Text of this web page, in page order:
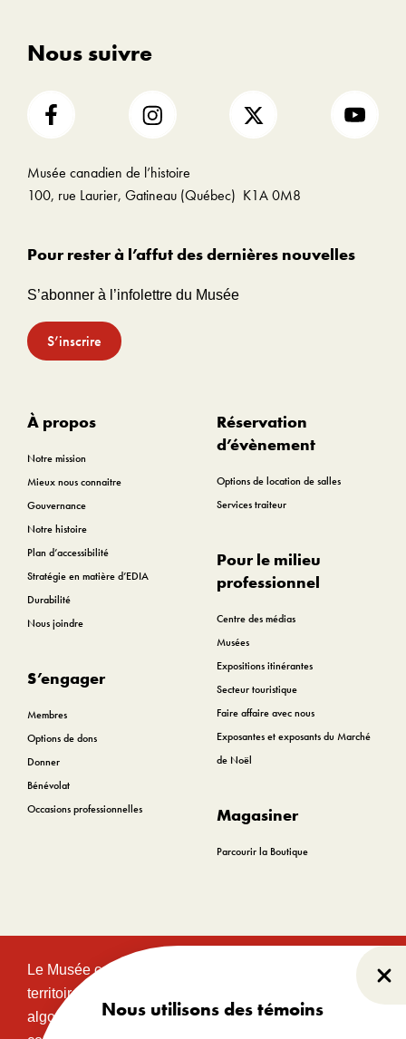
Nous utilisons des témoins
Nous suivre
Musée canadien de l’histoire
100, rue Laurier, Gatineau (Québec) K1A 0M8
Pour rester à l’affut des dernières nouvelles
S’abonner à l’infolettre du Musée
S’inscrire
À propos
Notre mission
Mieux nous connaitre
Gouvernance
Notre histoire
Plan d’accessibilité
Stratégie en matière d’EDIA
Durabilité
Nous joindre
S’engager
Membres
Options de dons
Donner
Bénévolat
Occasions professionnelles
Réservation
d’évènement
Options de location de salles
Services traiteur
Pour le milieu
professionnel
Centre des médias
Musées
Expositions itinérantes
Secteur touristique
Faire affaire avec nous
Exposantes et exposants du Marché
de Noël
Magasiner
Parcourir la Boutique
Le Musée canadien de l’histoire est situé sur le
territoire traditionnel et non cédé des communautés
algonquines Anishinabeg. Ce territoire a eu et